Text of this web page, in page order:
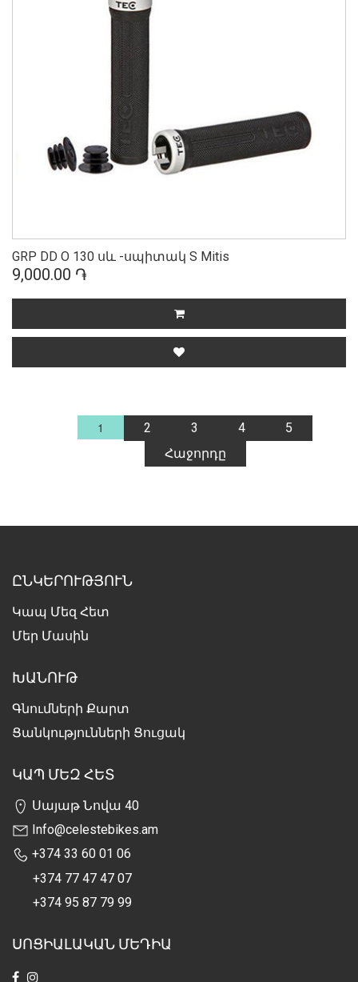
GRP DD O 130 սև -սպիտակ S Mitis
9,000.00 ֏
1 2 3 4
5
Հաջորդը
ԸՆԿԵՐՈՒԹՅՈՒՆ
Կապ Մեզ Հետ
Մեր Մասին
ԽԱՆՈՒԹ
Գնումների Քարտ
Ցանկությունների Ցուցակ
ԿԱՊ ՄԵԶ ՀԵՏ
Սայաթ Նովա 40
Info@celestebikes.am
+374 33 60 01 06
+374 77 47 47 07
+374 95 87 79 99
ՍՈՑԻԱԼԱԿԱՆ ՄԵԴԻԱ